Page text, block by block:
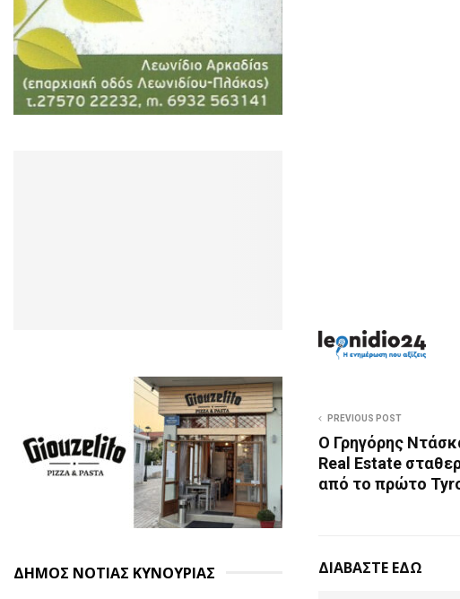
PREVIOUS POST
Ο Γρηγόρης
Real Estate
από το πρώτο
ΔΙΑΒΑΣΤΕ ΕΔΩ
ΔΗΜΟΣ ΝΟΤΙΑΣ ΚΥΝΟΥΡΙΑΣ